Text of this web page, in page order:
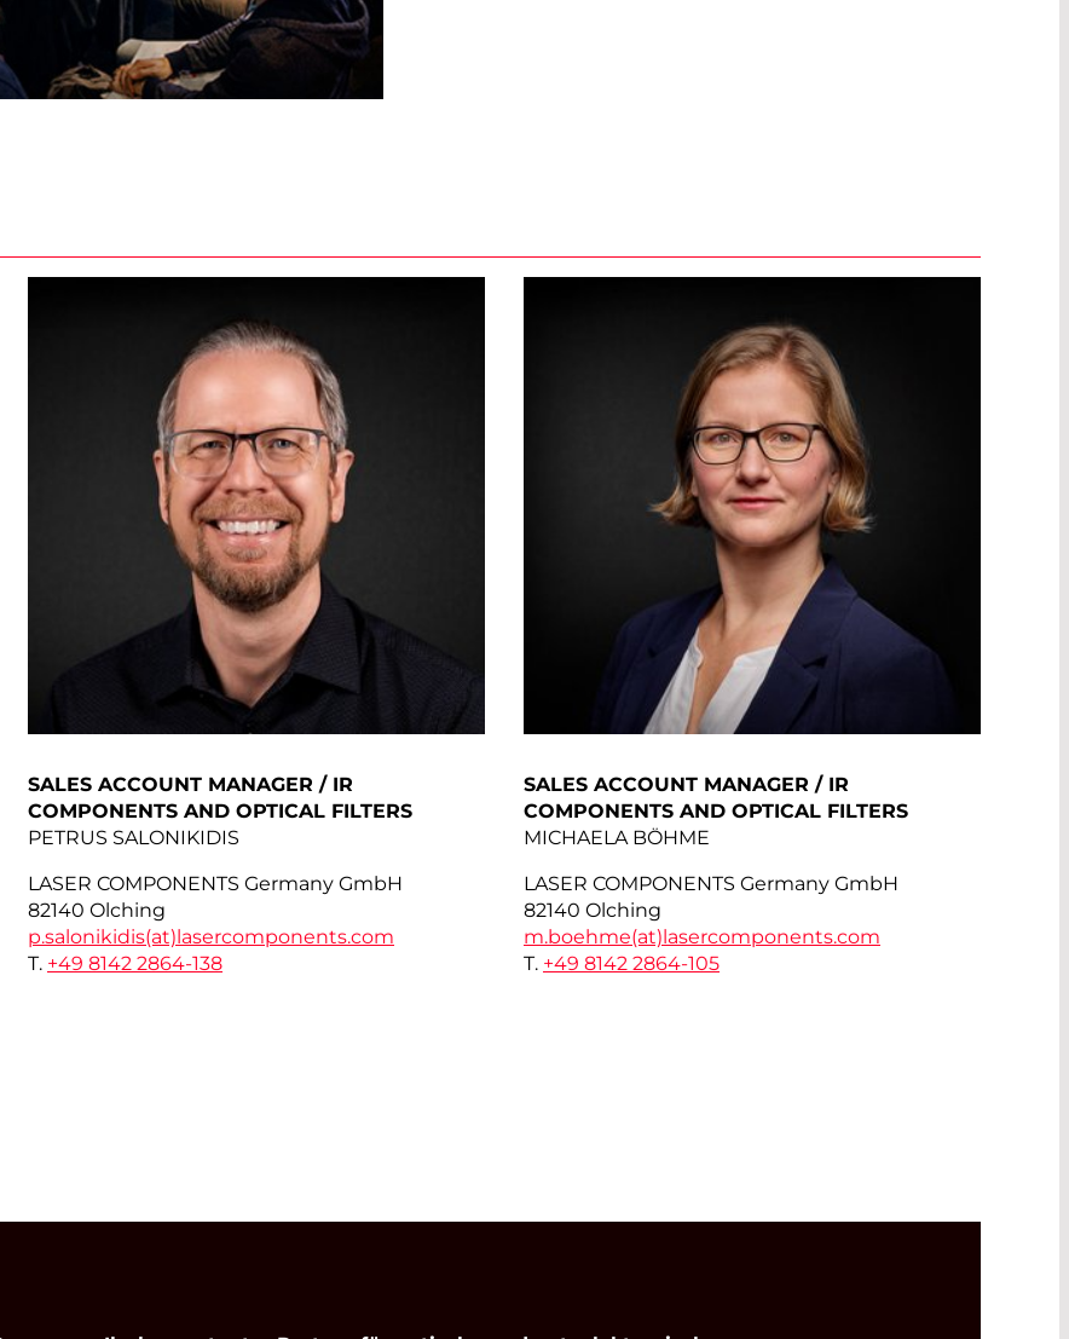
SALES ACCOUNT MANAGER / IR
COMPONENTS AND OPTICAL FILTERS
PETRUS SALONIKIDIS
LASER COMPONENTS Germany GmbH
82140 Olching
p.salonikidis(at) lasercomponents.com
T. +49 8142 2864-138
SALES ACCOUNT MANAGER / IR
COMPONENTS AND OPTICAL FILTERS
MICHAELA BÖHME
LASER COMPONENTS Germany GmbH
82140 Olching
m.boehme(at) lasercomponents.com
T. +49 8142 2864-105